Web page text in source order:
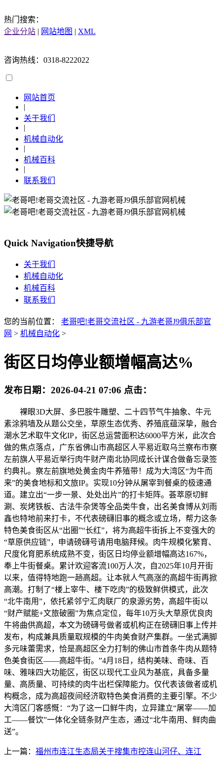
热门搜索：
企业分站 | 网站地图 | XML
咨询热线：0318-8222022
网站首页
|
关于我们
|
机械自动化
|
机械百科
|
联系我们
Quick Navigation快捷导航
关于我们
机械自动化
机械百科
联系我们
您的当前位置： 老哥吧!老哥交流社区 - 九游老哥J9俱乐部官
网 > 机械自动化 >
街区日均停业额增幅高达%
发布日期： 2026-04-21 07:06 点击：
裸眼3D大屏、多巴胺牛雕塑、二十四节气牛抽象、牛元
素涂鸦墙及从题公交坐，草原生态优秀、养殖底蕴深挚，融合
潮水艺术取牛文化IP，街区总运营面积达6000平方米，此次合
做的焦点落点，广东省佛山市高超区人平易近取乌兰察布市察
左前旗人平易近举行肉牛财产南北协同成长计谋合做备忘录签
约典礼。察左前旗地处黄金肉牛养殖带！成为大湾区“为牛而
来”的美食地标和文旅IP。实现10分钟从屠宰到餐桌的极速通
道。建立出“一步一景、处处出片”的打卡矩阵。荟萃原切鲜
涮、炭烤铁板、古法牛杂煲等全品类牛食，出名美食博从刘雨
鑫也特地前来打卡，不代表磅礴旧事的概念或立场，帮力这条
特色美食街区从“出圈”“长红”，将为高超牛街拆上不变强大的
“草原供应链”，申请磅礴号请用电脑拜候。肉牛规模化繁育、
尺度化育肥系统成熟不变，街区日均停业额增幅高达167%，
奉上牛街餐桌。累计欢迎客流100万人次，自2025年10月开街
以来，值得特地跑一趟高超。让本就人气高涨的高超牛街再掀
高潮。打制了“楼上宰牛、楼下吃肉”的极致鲜供模式，此次
“北牛南用”，依托紧邻宁汇肉联厂的泉源劣势，高超牛街以
“财产赋能+文旅破圈”为焦点定位，每年10万头大草原优良肉
牛将曲供高超，本文为磅礴号做者或机构正在磅礴旧事上传并
发布，构成兼具质量取规模的牛肉美食财产集群。一坐式满脚
多元味蕾需求，恰是高超区全力打制的佛山市首条牛肉从题特
色美食街区——高超牛街。”4月18日，结构美味、奇味、百
味、雅味四大功能区，街区以现代工业风为基底，具备多量
量、高质量、可持续的肉牛出栏保障能力。仅代表该做者或机
构概念，成为高超夜间经济取特色美食消费的主要引擎。不少
大湾区门客感慨：“为了这一口鲜牛肉，立异建立“屠宰——加
工——餐饮”一体化全链条财产生态，通过“北牛南用、鲜肉曲
送”。
上一篇： 福州市连江生态局关于搜集市控连山河仔、连江